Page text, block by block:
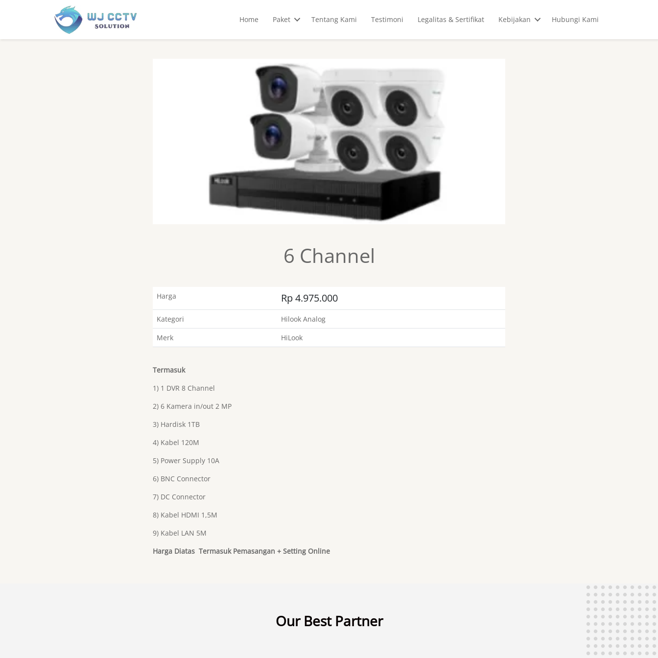
Home Paket Tentang Kami Testimoni Legalitas & Sertifikat Kebijakan Hubungi Kami
6 Channel
Harga Rp 4.975.000
Kategori
Hilook Analog
Merk
HiLook
Termasuk
1) 1 DVR 8 Channel
2) 6 Kamera in/out 2 MP
3) Hardisk 1TB
4) Kabel 120M
5) Power Supply 10A
6) BNC Connector
7) DC Connector
8) Kabel HDMI 1,5M
9) Kabel LAN 5M
Harga Diatas Termasuk Pemasangan + Setting Online
Our Best Partner